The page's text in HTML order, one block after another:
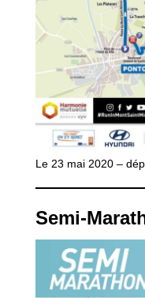
Le 23 mai 2020 –
Semi-